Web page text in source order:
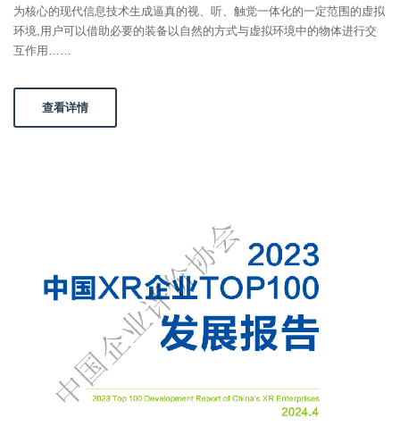
为核心的现代信息技术生成逼真的视、听、触觉一体化的一定范围的虚拟
环境,用户可以借助必要的装备以自然的方式与虚拟环境中的物体进行交
互作用……
查看详情